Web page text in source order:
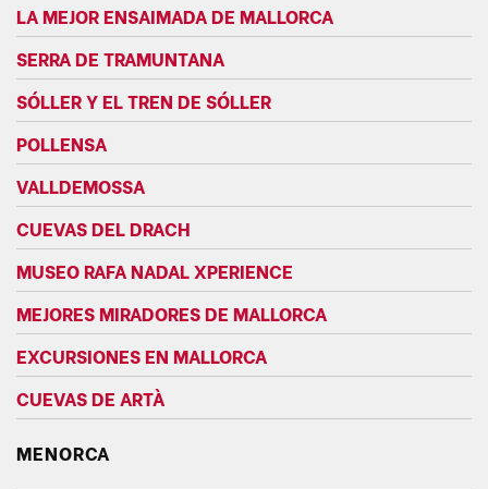
LA MEJOR ENSAIMADA DE MALLORCA
SERRA DE TRAMUNTANA
SÓLLER Y EL TREN DE SÓLLER
POLLENSA
VALLDEMOSSA
CUEVAS DEL DRACH
MUSEO RAFA NADAL XPERIENCE
MEJORES MIRADORES DE MALLORCA
EXCURSIONES EN MALLORCA
CUEVAS DE ARTÀ
MENORCA